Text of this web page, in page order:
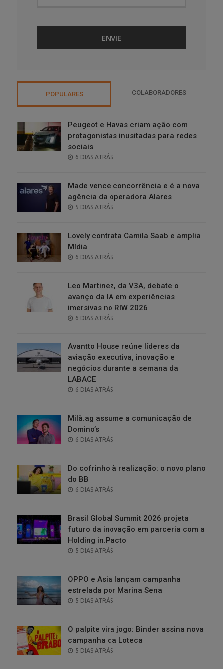
POPULARES COLABORADORES
Peugeot e Havas criam ação com
protagonistas inusitadas para redes
sociais
POSTED
6 DIAS ATRÁS
Made vence concorrência e é a nova
agência da operadora Alares
POSTED
5 DIAS ATRÁS
Lovely contrata Camila Saab e amplia
Mídia
POSTED
6 DIAS ATRÁS
Leo Martinez, da V3A, debate o
avanço da IA em experiências
imersivas no RIW 2026
POSTED
6 DIAS ATRÁS
Avantto House reúne líderes da
aviação executiva, inovação e
negócios durante a semana da
LABACE
POSTED
6 DIAS ATRÁS
Milà.ag assume a comunicação de
Domino’s
POSTED
6 DIAS ATRÁS
Do cofrinho à realização: o novo plano
do BB
POSTED
6 DIAS ATRÁS
Brasil Global Summit 2026 projeta
futuro da inovação em parceria com a
Holding in.Pacto
POSTED
5 DIAS ATRÁS
OPPO e Asia lançam campanha
estrelada por Marina Sena
POSTED
5 DIAS ATRÁS
O palpite vira jogo: Binder assina nova
campanha da Loteca
POSTED
5 DIAS ATRÁS